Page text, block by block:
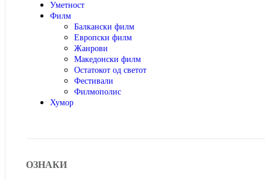
Уметност
Филм
Балкански филм
Европски филм
Жанрови
Македонски филм
Остатокот од светот
Фестивали
Филмополис
Хумор
ОЗНАКИ